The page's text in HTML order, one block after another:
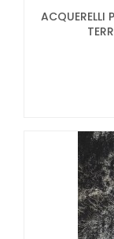
ACQUERELLI